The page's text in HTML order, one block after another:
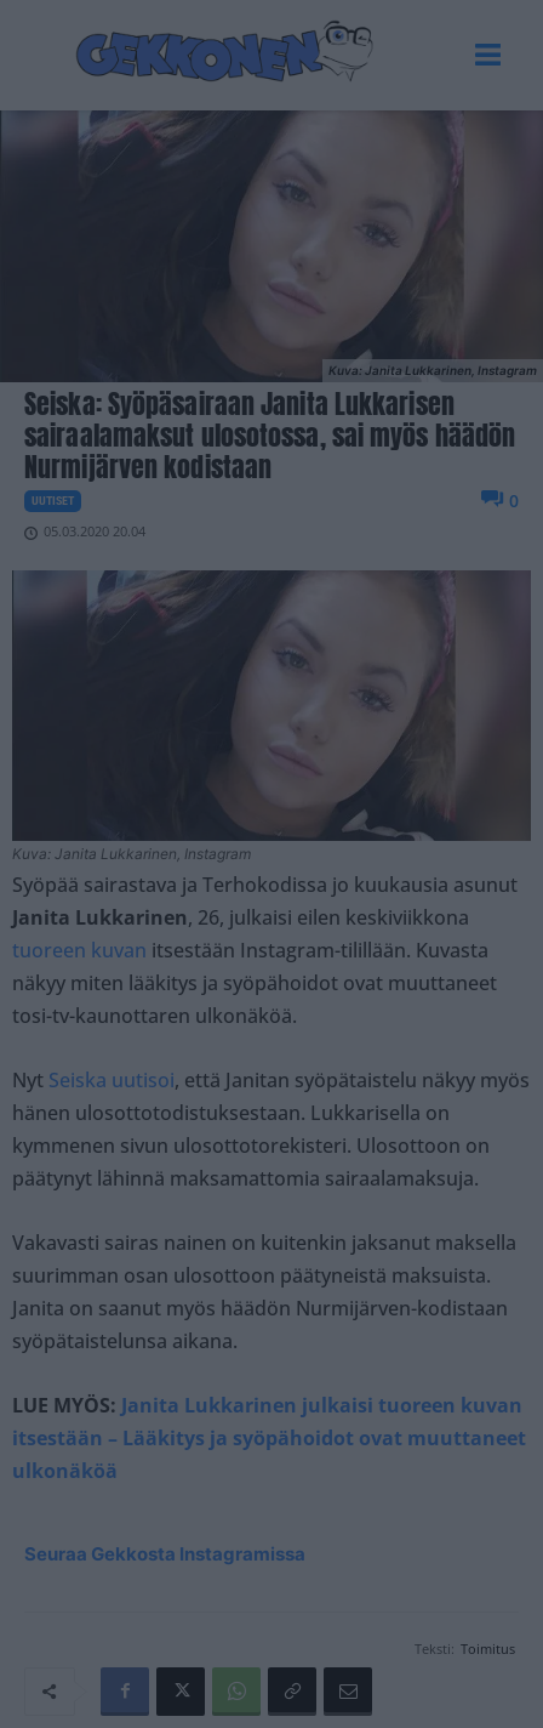
Kuva: Janita Lukkarinen, Instagram
Seiska: Syöpäsairaan Janita Lukkarisen
sairaalamaksut ulosotossa, sai myös häädön
Nurmijärven kodistaan
UUTISET
05.03.2020 20.04
0
Kuva: Janita Lukkarinen, Instagram
Syöpää sairastava ja Terhokodissa jo kuukausia asunut
Janita Lukkarinen, 26, julkaisi eilen keskiviikkona
tuoreen kuvan itsestään Instagram-tilillään. Kuvasta
näkyy miten lääkitys ja syöpähoidot ovat muuttaneet
tosi-tv-kaunottaren ulkonäköä.
Nyt Seiska uutisoi, että Janitan syöpätaistelu näkyy myös
hänen ulosottotodistuksestaan. Lukkarisella on
kymmenen sivun ulosottotorekisteri. Ulosottoon on
päätynyt lähinnä maksamattomia sairaalamaksuja.
Vakavasti sairas nainen on kuitenkin jaksanut maksella
suurimman osan ulosottoon päätyneistä maksuista.
Janita on saanut myös häädön Nurmijärven-kodistaan
syöpätaistelunsa aikana.
LUE MYÖS: Janita Lukkarinen julkaisi tuoreen kuvan
itsestään – Lääkitys ja syöpähoidot ovat muuttaneet
ulkonäköä
Seuraa Gekkosta Instagramissa
Teksti: Toimitus